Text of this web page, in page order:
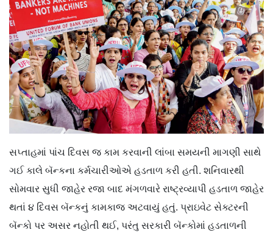
સપ્તાહમાં પાંચ દિવસ જ કામ કરવાની લાંબા સમયની માગણી સાથે
ગઈ કાલે બૅન્કના કર્મચારીઓએ હડતાળ કરી હતી. શનિવારથી
સોમવાર સુધી જાહેર રજા બાદ મંગળવારે રાષ્ટ્રવ્યાપી હડતાળ જાહેર
થતાં ૪ દિવસ બૅન્કનું કામકાજ અટવાયું હતું. પ્રાઇવેટ સેક્ટરની
બૅન્કો પર અસર નહોતી થઈ, પરંતુ સરકારી બૅન્કોમાં હડતાળની